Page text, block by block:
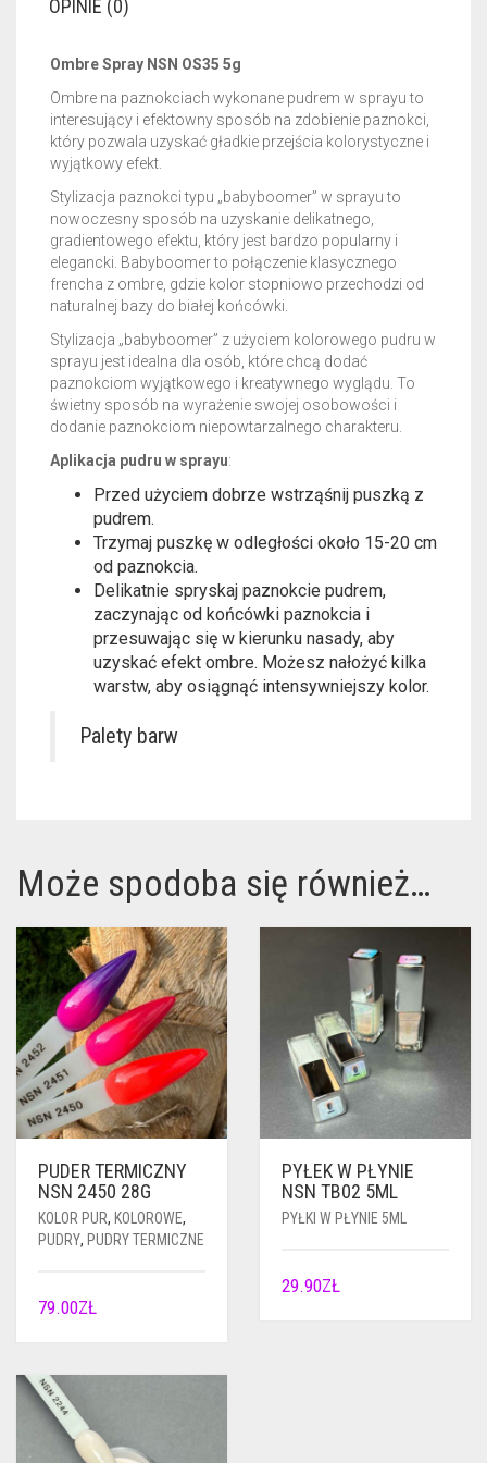
OPINIE (0)
Ombre Spray NSN OS35 5g
Ombre na paznokciach wykonane pudrem w sprayu to
interesujący i efektowny sposób na zdobienie paznokci,
który pozwala uzyskać gładkie przejścia kolorystyczne i
wyjątkowy efekt.
Stylizacja paznokci typu „babyboomer” w sprayu to
nowoczesny sposób na uzyskanie delikatnego,
gradientowego efektu, który jest bardzo popularny i
elegancki. Babyboomer to połączenie klasycznego
frencha z ombre, gdzie kolor stopniowo przechodzi od
naturalnej bazy do białej końcówki.
Stylizacja „babyboomer” z użyciem kolorowego pudru w
sprayu jest idealna dla osób, które chcą dodać
paznokciom wyjątkowego i kreatywnego wyglądu. To
świetny sposób na wyrażenie swojej osobowości i
dodanie paznokciom niepowtarzalnego charakteru.
Aplikacja pudru w sprayu:
Przed użyciem dobrze wstrząśnij puszką z
pudrem.
Trzymaj puszkę w odległości około 15-20 cm
od paznokcia.
Delikatnie spryskaj paznokcie pudrem,
zaczynając od końcówki paznokcia i
przesuwając się w kierunku nasady, aby
uzyskać efekt ombre. Możesz nałożyć kilka
warstw, aby osiągnąć intensywniejszy kolor.
Palety barw
Może spodoba się również…
PUDER TERMICZNY
NSN 2450 28G
KOLOR PUR, KOLOROWE,
PUDRY, PUDRY TERMICZNE
79.00ZŁ
PYŁEK W PŁYNIE
NSN TB02 5ML
PYŁKI W PŁYNIE 5ML
29.90ZŁ